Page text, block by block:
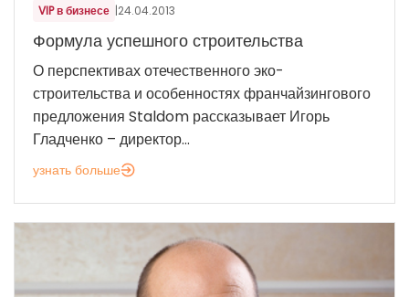
VIP в бизнесе |24.04.2013
Формула успешного строительства
О перспективах отечественного эко-
строительства и особенностях франчайзингового
предложения Staldom рассказывает Игорь
Гладченко – директор...
узнать больше